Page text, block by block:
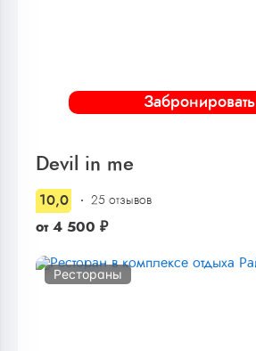
Забронировать
Devil in me
10,0 25 отзывов
от 4 500 ₽
Рестораны